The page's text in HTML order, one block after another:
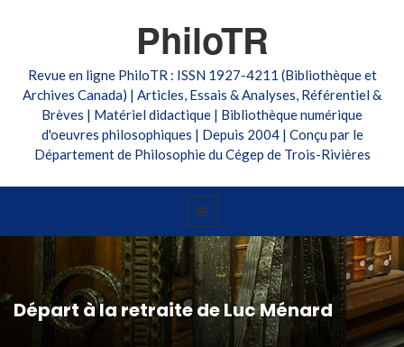
PhiloTR
Revue en ligne PhiloTR : ISSN 1927-4211 (Bibliothèque et
Archives Canada) | Articles, Essais & Analyses, Référentiel &
Brèves | Matériel didactique | Bibliothèque numérique
d'oeuvres philosophiques | Depuis 2004 | Conçu par le
Département de Philosophie du Cégep de Trois-Rivières
Départ à la retraite de Luc Ménard